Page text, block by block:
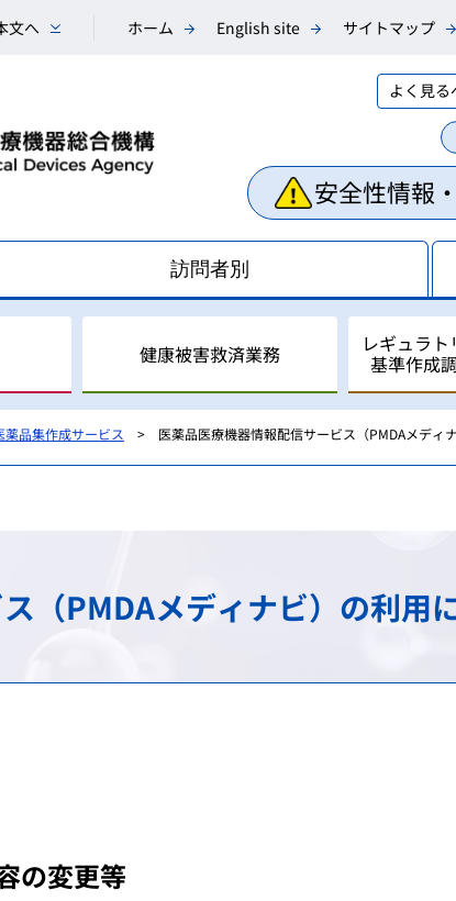
文へ ホーム English site サイトマップ
よく見る
安全性情報
訪問者別
相談業務
副作用・不具合等情報の
健康被害救済業務
医薬品副作用被害救済制
託給付業務
レギュラ
基準作成
レギュラトリーサイエン
国際調和活動
品集作成サービス 医薬品医療機器情報配信サービス（PMDAメディ
（PMDAメディナビ）の利用
の変更等